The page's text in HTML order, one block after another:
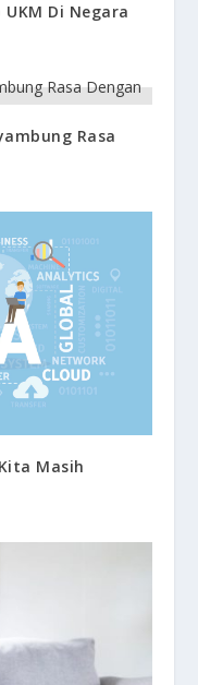
Di Negara
Rasa
Masih